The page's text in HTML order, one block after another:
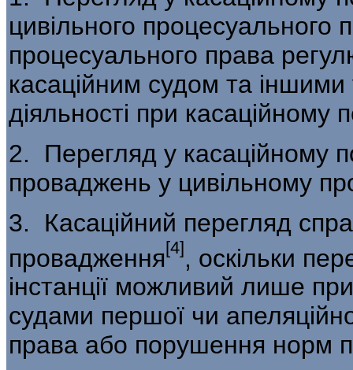
цивіль­ного процесуального
процесуального права
касаційним судом та
діяльності при касаційному
2. Перегляд у касаційному
проваджень у цивільному
3. Касаційний перегляд
провадження[4], оскільки
інстанції можливий лише
судами першої чи
права або порушення норм